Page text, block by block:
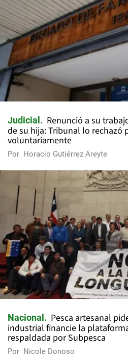
Judicial
Renunció a su
de su hija: Tribunal lo rechazó
voluntariamente
Por Horacio Gutiérrez Areyte
Nacional
Pesca artesanal
industrial financie la
respaldada por Subpesca
Por Nicole Donoso